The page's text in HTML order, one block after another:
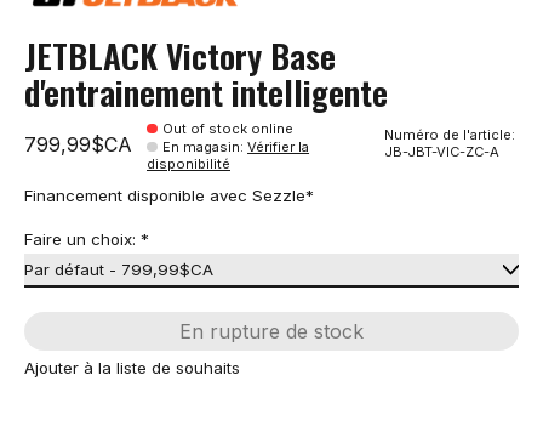
JETBLACK Victory Base
d'entrainement intelligente
799,99$CA
Out of stock online
En magasin:Vérifier la
disponibilité
Numéro de l'article:
JB-JBT-VIC-ZC-A
Financement disponible avec Sezzle*
Faire un choix: *
En rupture de stock
Ajouter à la liste de souhaits